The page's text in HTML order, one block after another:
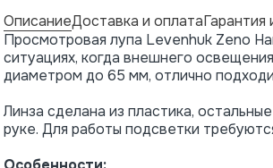
ОписаниеДоставка и оплатаГарантия
Просмотровая лупа Levenhuk Zeno
ситуациях, когда внешнего
диаметром до 65 мм, отлично
Линза сделана из пластика,
руке. Для работы подсветки